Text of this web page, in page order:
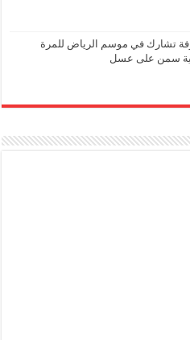
تشارك في موسم الرياض للمرة
سمن على عسل